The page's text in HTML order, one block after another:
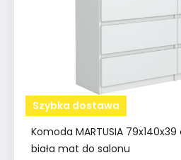
Szybka dostawa
Komoda MARTUSIA
biała mat do salonu